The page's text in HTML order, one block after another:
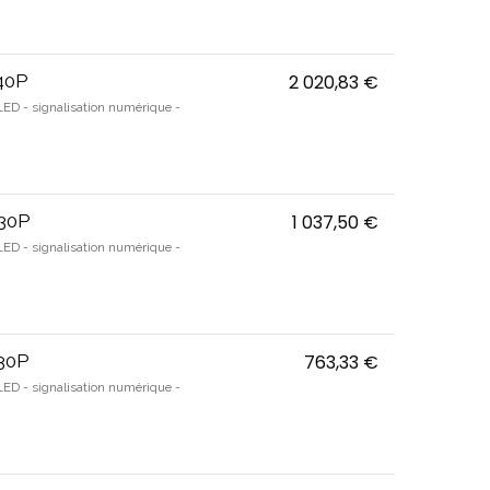
- signalisation numérique -
2 020,83 €
- signalisation numérique -
1 037,50 €
- signalisation numérique -
763,33 €